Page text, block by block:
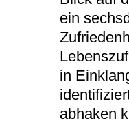
ein
in
abhaken